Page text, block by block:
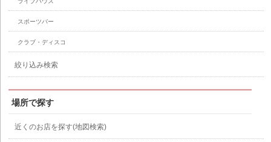
スポーツバー
クラブ・ディスコ
絞り込み検索
場所で探す
近くのお店を探す(地図検索)